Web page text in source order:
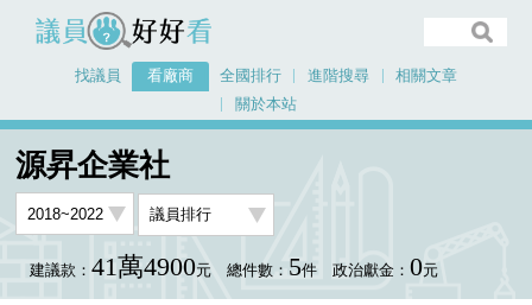
議員好好看
找議員 看廠商 全國排行 進階搜尋
相關文章
關於本站
源昇企業社
建議款： 41萬4900元 總件數： 5件 政治獻金： 0元